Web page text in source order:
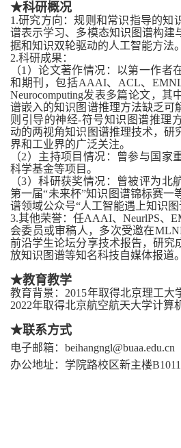
★科研概况
1.研究方向：规则和常识指导的知
谱表示学习、多模态知识图谱构建
据和知识双轮驱动的人工智能方法。
2.科研成果：
（1）论文著作情况：以第一作者
和期刊，包括AAAI、ACL、
Neurocomputing发表多篇论文，其
谱嵌入的知识图谱推理方法缺乏可
则引导的神经-符号知识图谱推理
动的两视角知识图谱推理技术，研
界和工业界的广泛关注。
（2）主持项目情况：曾参与国家
科学基金等项目。
（3）科研获奖情况：曾被评为北
第一届“未来杯”知识图谱锦标赛一
谱领域公众号“人工智能遇上知识图
3.其他荣誉：任AAAI、NeurlPS、
会委员或审稿人，多次受邀在
前沿学生论坛分享技术报告，研究
放知识图谱等知名科技自媒体报道。
★教育教学
教育背景：2015年取得北京理工大
2022年取得北京航空航天大学计算
★联系方式
电子邮箱：beihangngl@buaa.edu.cn
办公地址：学院路校区新主楼B1011